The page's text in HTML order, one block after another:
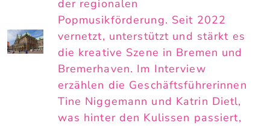
der regionalen
Popmusikförderung. Seit 2022
vernetzt, unterstützt und stärkt es
die kreative Szene in Bremen und
Bremerhaven. Im Interview
erzählen die Geschäftsführerinnen
Tine Niggemann und Katrin Dietl,
was hinter den Kulissen passiert,